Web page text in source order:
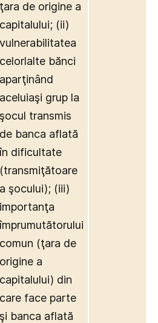
ţara de origine a
capitalului; (ii)
vulnerabilitatea
celorlalte bănci
aparţinând
aceluiaşi grup la
şocul transmis
de banca aflată
dificultate
(transmiţătoare
a şocului); (iii)
importanţa
comun (ţara de
origine a
capitalului) din
care face parte
şi banca aflată